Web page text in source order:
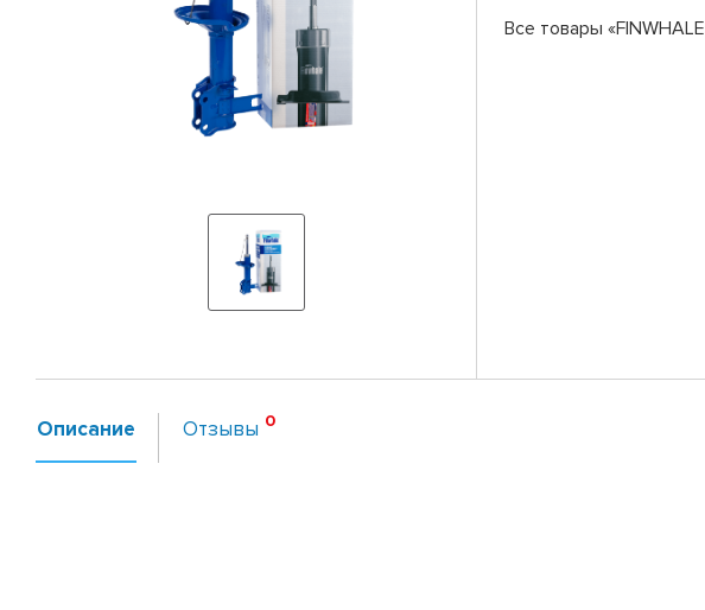
Все товары
Описание Отзывы